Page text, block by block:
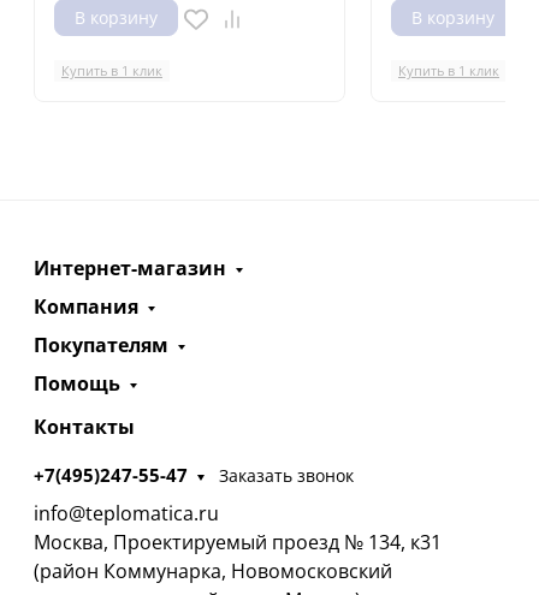
В корзину
Купить в 1 клик
В корзину
Купить в 1 клик
Интернет-магазин
Компания
Покупателям
Помощь
Контакты
+7(495)247-55-47 Заказать звонок
info@teplomatica.ru
Москва, Проектируемый проезд № 134, к31
(район Коммунарка, Новомосковский